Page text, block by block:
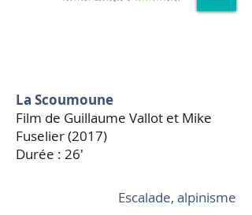
La Scoumoune
Film de Guillaume Vallot et Mike
Fuselier (2017)
Durée : 26'
Escalade, alpinisme